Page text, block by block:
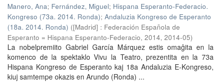
Manero, Ana; Fernández, Miguel; Hispana Esperanto-Federacio.
Kongreso (73a. 2014. Ronda); Andaluzia Kongreso de Esperanto
(18a. 2014. Ronda) ([Madrid] : Federación Española de
Esperanto = Hispana Esperanto-Federacio, 2014, 2014-05)
La nobelpremiito Gabriel García Márquez estis omaĝita en la
komenco de la spektaklo Vivu la Teatro, prezentita en la 73a
Hispana Kongreso de Esperanto kaj 18a Andaluzia E-Kongreso,
kiuj samtempe okazis en Arundo (Ronda) ...